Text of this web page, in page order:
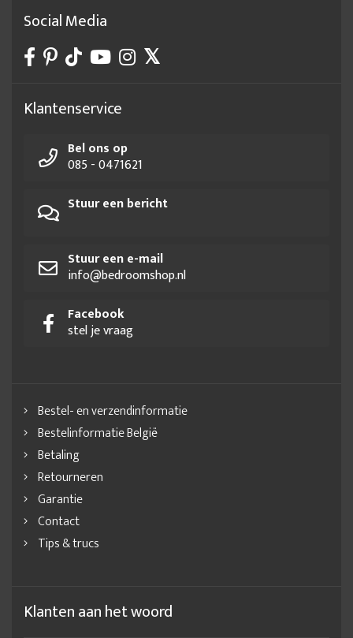
Social Media
Klantenservice
Bel ons op
085 - 0471621
Stuur een bericht
Stuur een e-mail
info@bedroomshop.nl
Facebook
stel je vraag
Bestel- en verzendinformatie
Bestelinformatie België
Betaling
Retourneren
Garantie
Contact
Tips & trucs
Klanten aan het woord